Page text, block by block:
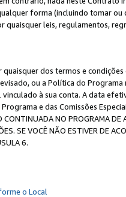
forma (incluindo tomar ou
quaisquer leis, regulamentos,
dos termos e
ou a Política do
à sua conta. A data
e das Comissões
NO PROGRAMA DE
SE VOCÊ NÃO ESTIVER DE
6.
o Local